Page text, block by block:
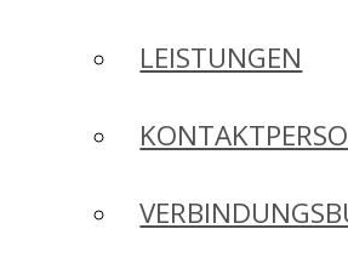
LEISTUNGEN